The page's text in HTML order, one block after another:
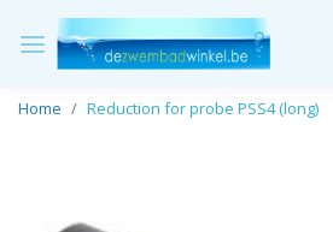
Home Reduction for probe PSS4 (long)